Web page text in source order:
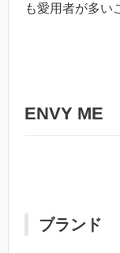
も愛用者が多い
ENVY ME
ブランド